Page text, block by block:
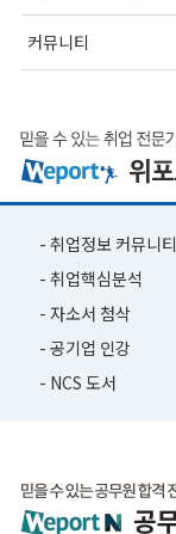
커뮤니티
- 취업정보 커뮤니티
- 취업핵심분석
- 자소서 첨삭
- 공기업 인강
- NCS 도서